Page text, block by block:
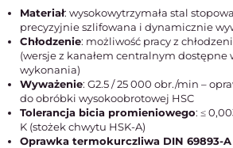
Materiał: wysokowytrzymała stal
precyzyjnie szlifowana i dynamicznie
Chłodzenie: możliwość pracy z
(wersje z kanałem centralnym dostępne
wykonania)
Wyważenie: G2.5 / 25 000 obr./min –
do obróbki wysokoobrotowej HSC
Tolerancja bicia promieniowego: ≤
K (stożek chwytu HSK-A)
Oprawka termokurczliwa DIN 69893-A